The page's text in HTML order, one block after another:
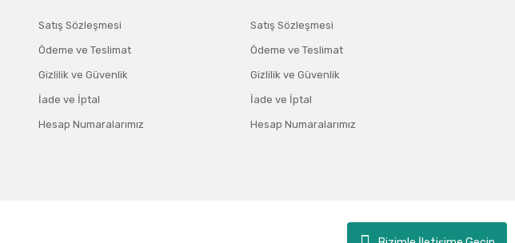
Satış Sözleşmesi
Ödeme ve Teslimat
Gizlilik ve Güvenlik
İade ve İptal
Hesap Numaralarımız
Satış Sözleşmesi
Ödeme ve Teslimat
Gizlilik ve Güvenlik
İade ve İptal
Hesap Numaralarımız